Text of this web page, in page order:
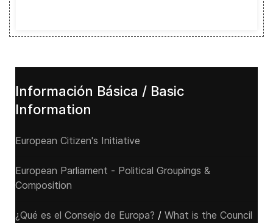
Información Básica / Basic
Information
European Citizen's Initiative
European Parliament - Political Groupings &
Composition
¿Qué es el Consejo de Europa? / What is the Council